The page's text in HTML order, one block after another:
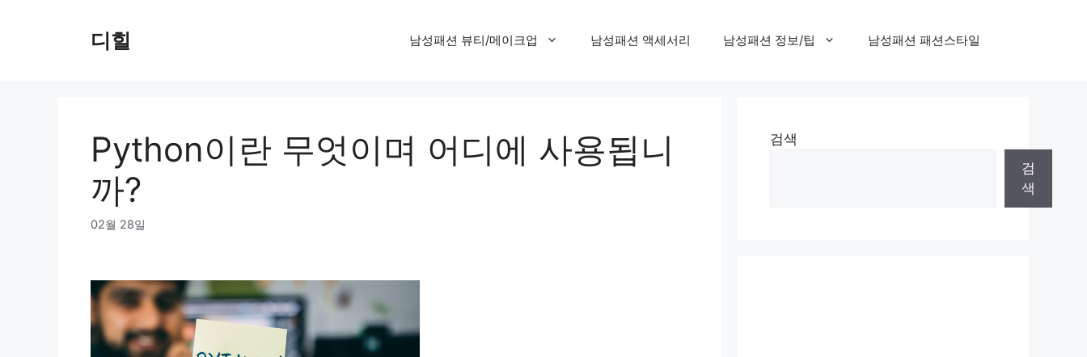
디힐 남성패션 뷰티/메이크업 남성패션 액세서리 남성패션 정보/팁 남성패션 패션스타일
Python이란 무엇이며 어디에 사용됩니
까?
02월 28일
검색
검
색